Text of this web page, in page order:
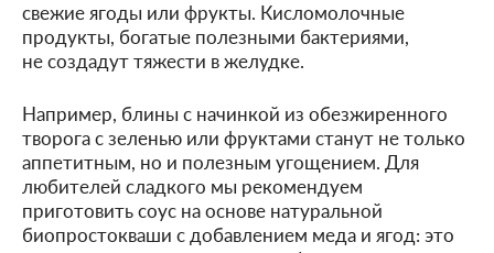
свежие ягоды или фрукты. Кисломолочные
продукты, богатые полезными бактериями,
не создадут тяжести в желудке.
Например, блины с начинкой из обезжиренного
творога с зеленью или фруктами станут не только
аппетитным, но и полезным угощением. Для
любителей сладкого мы рекомендуем
приготовить соус на основе натуральной
биопростокваши с добавлением меда и ягод: это